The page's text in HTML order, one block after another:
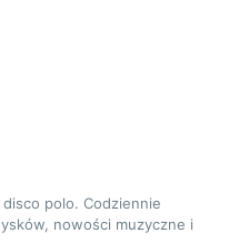
polo. Codziennie
nowości muzyczne i